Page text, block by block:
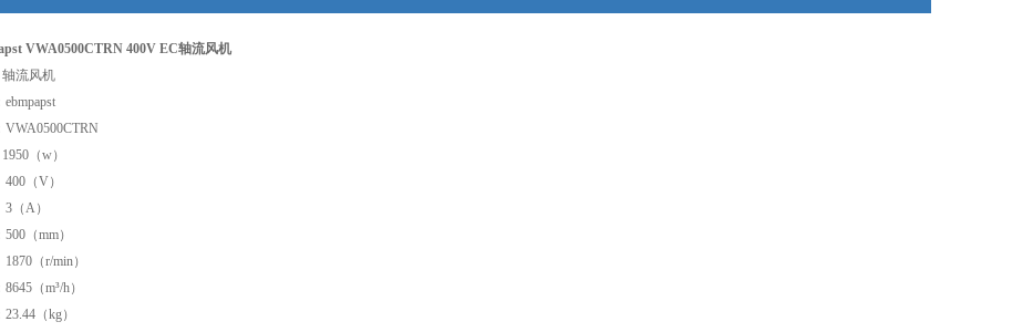
VWA0500CTRN 400V EC轴流风机
流风机
VWA0500CTRN
（w）
（V）
（A）
（mm）
（r/min）
（m³/h）
（kg）